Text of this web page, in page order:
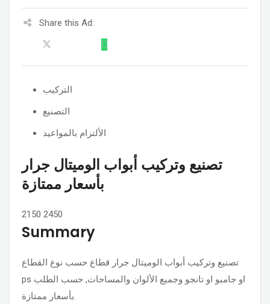
Share this Ad:
التركيب
التصنيع
الألتزام بالمواعيد
تصنيع وتركيب أبواب الوميتال جرار
بأسعار ممتازة
2150 2450
Summary
تصنيع وتركيب أبواب الوميتال جرار قطاع حسب نوع القطاع
ps او جامبو او تانجو وجميع الألوان والمساحات, حسب الطلب
بأسعار ممتازة.